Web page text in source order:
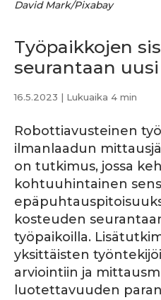
David Mark/Pixabay
Työpaikkojen
seurantaan
16.5.2023 | Lukuaika 4 min
Robottiavusteinen
ilmanlaadun
on tutkimus, jossa
kohtuuhintainen
kosteuden
työpaikoilla.
yksittäisten
arviointiin ja
luotettavuuden